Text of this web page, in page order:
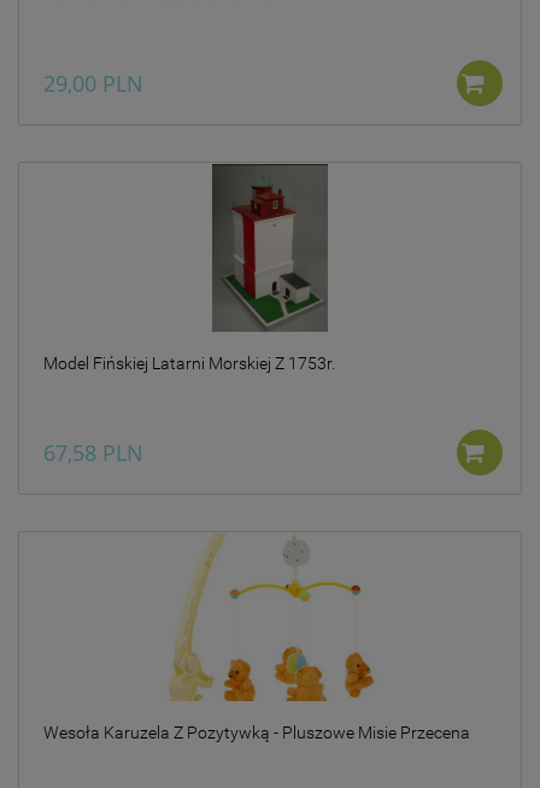
29,00 PLN
Model Fińskiej Latarni Morskiej Z 1753r.
67,58 PLN
Wesoła Karuzela Z Pozytywką - Pluszowe Misie Przecena